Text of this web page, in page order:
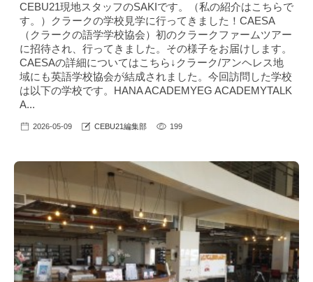
CEBU21現地スタッフのSAKIです。（私の紹介はこちら で
す。）クラークの学校見学に行ってきました！CAESA
（クラークの語学学校協会）初のクラークファームツアー
に招待され、行ってきました。その様子をお届けします。
CAESAの詳細についてはこちら↓クラーク/アンヘレス地
域にも英語学校協会が結成されました。今回訪問した学校
は以下の学校です。HANA ACADEMYEG ACADEMYTALK
A...
2026-05-09 CEBU21編集部 199